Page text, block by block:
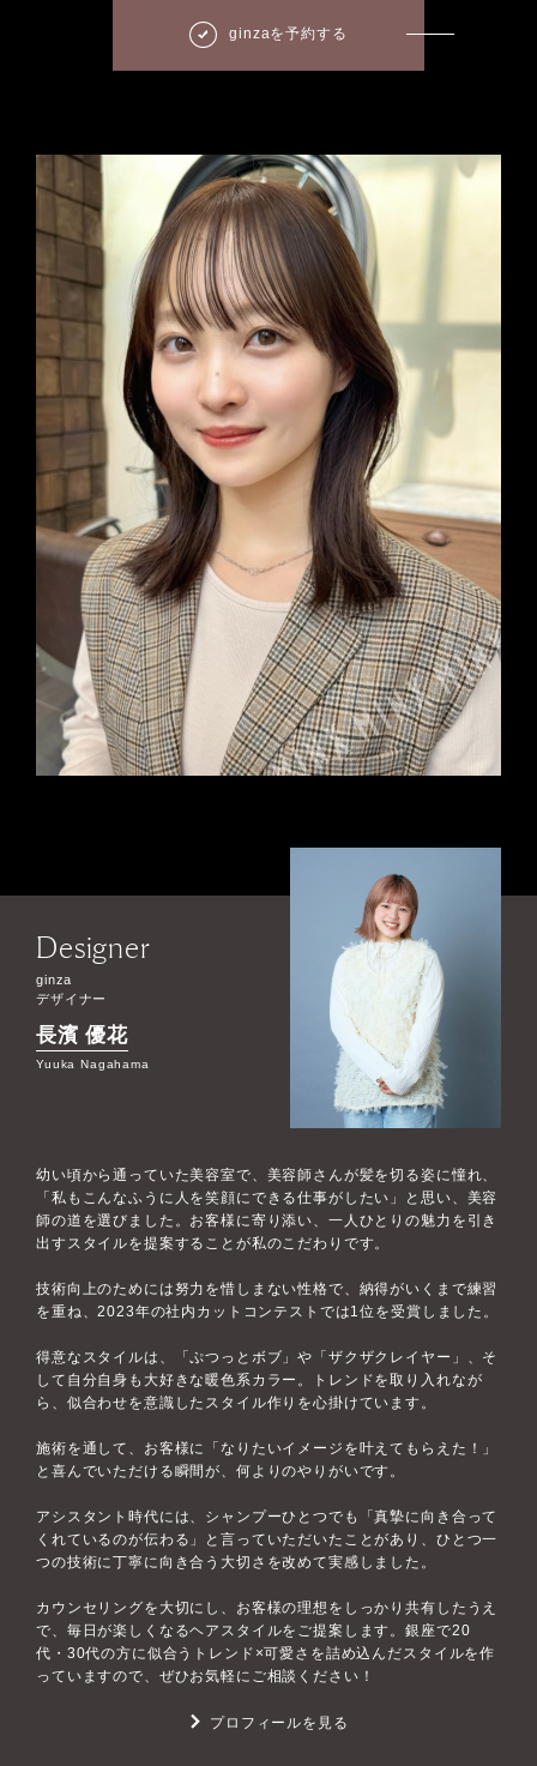
ginzaを予約する
Designer
ginza
デザイナー
長濱 優花
Yuuka Nagahama
幼い頃から通っていた美容室で、美容師さんが髪を切る姿に憧れ、
「私もこんなふうに人を笑顔にできる仕事がしたい」と思い、美容
師の道を選びました。お客様に寄り添い、一人ひとりの魅力を引き
出すスタイルを提案することが私のこだわりです。
技術向上のためには努力を惜しまない性格で、納得がいくまで練習
を重ね、2023年の社内カットコンテストでは1位を受賞しました。
得意なスタイルは、「ぷつっとボブ」や「ザクザクレイヤー」、そ
して自分自身も大好きな暖色系カラー。トレンドを取り入れなが
ら、似合わせを意識したスタイル作りを心掛けています。
施術を通して、お客様に「なりたいイメージを叶えてもらえた！」
と喜んでいただける瞬間が、何よりのやりがいです。
アシスタント時代には、シャンプーひとつでも「真摯に向き合って
くれているのが伝わる」と言っていただいたことがあり、ひとつ一
つの技術に丁寧に向き合う大切さを改めて実感しました。
カウンセリングを大切にし、お客様の理想をしっかり共有したうえ
で、毎日が楽しくなるヘアスタイルをご提案します。銀座で20
代・30代の方に似合うトレンド×可愛さを詰め込んだスタイルを作
っていますので、ぜひお気軽にご相談ください！
プロフィールを見る